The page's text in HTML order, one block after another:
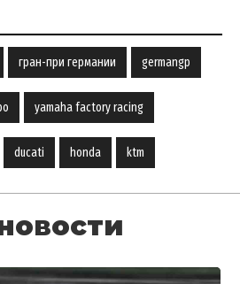
гран-при германии germangp
yamaha factory racing
ducati honda ktm